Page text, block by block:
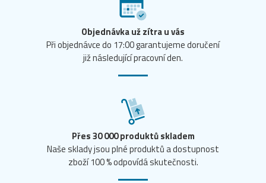
Objednávka už zítra u vás
Při objednávce do 17:00 garantujeme doručení
již následující pracovní den.
Přes 30 000 produktů skladem
Naše sklady jsou plné produktů a dostupnost
zboží 100 % odpovídá skutečnosti.